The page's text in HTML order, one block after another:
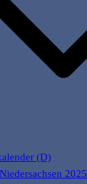
(D)
2025